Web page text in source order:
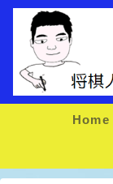
Home